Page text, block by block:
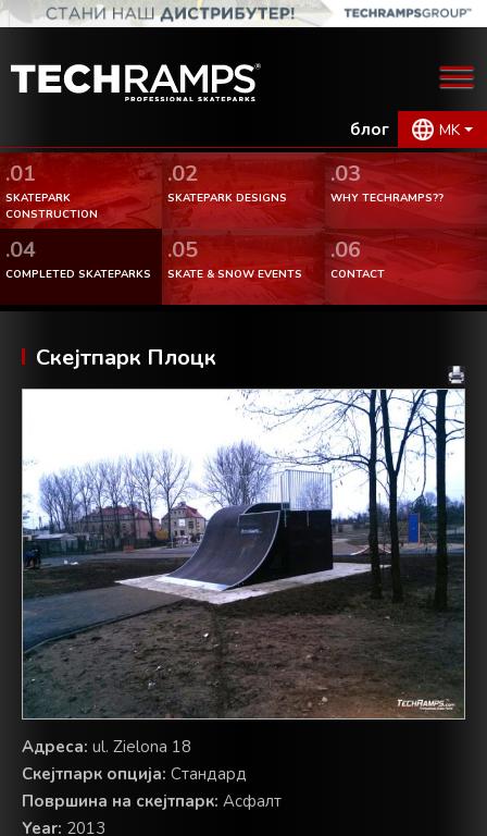
блог MK
.01
SKATEPARK
CONSTRUCTION
.02
SKATEPARK DESIGNS
.03
WHY TECHRAMPS??
.04
COMPLETED SKATEPARKS
.05
SKATE & SNOW EVENTS
.06
CONTACT
Скејтпарк Плоцк
Адреса: ul. Zielona 18
Скејтпарк опција: Стандард
Површина на скејтпарк: Асфалт
Year: 2013